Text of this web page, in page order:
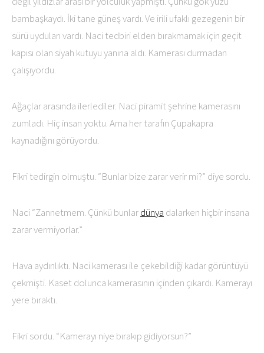
bambaşkaydı. İki tane güneş vardı. Ve irili ufaklı gezegenin bir
sürü uyduları vardı. Naci tedbiri elden bırakmamak için geçit
kapısı olan siyah kutuyu yanına aldı. Kamerası durmadan
çalışıyordu.
Ağaçlar arasında ilerlediler. Naci piramit şehrine kamerasını
zumladı. Hiç insan yoktu. Ama her tarafın Çupakapra
kaynadığını görüyordu.
Fikri tedirgin olmuştu. “Bunlar bize zarar verir mi?” diye sordu.
Naci “Zannetmem. Çünkü bunlardünya dalarken hiçbir insana
zarar vermiyorlar.”
Hava aydınlıktı. Naci kamerası ile çekebildiği kadar görüntüyü
çekmişti. Kaset dolunca kamerasının içinden çıkardı. Kamerayı
yere bıraktı.
Fikri sordu. “Kamerayı niye bırakıp gidiyorsun?”